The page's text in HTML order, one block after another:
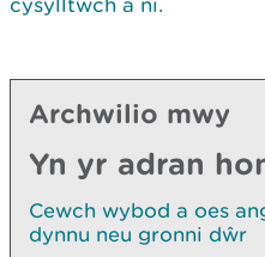
cysylltwch â ni.
Archwilio mwy
Yn yr adran
Cewch wybod a oes
dynnu neu gronni dŵr